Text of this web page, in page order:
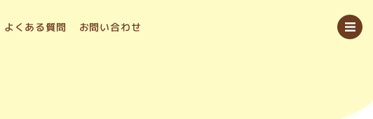
よくある質問 お問い合わせ